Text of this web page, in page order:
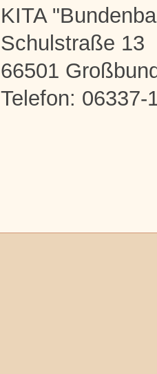
KITA
Schulstraße 13
66501
Telefon: 06337-